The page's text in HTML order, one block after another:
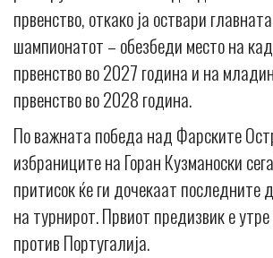
првенство, откако ја оствари
шампионатот – обезбеди место на
првенство во 2027 година и на
првенство во 2028 година.
По важната победа над Фарските
избраниците на Горан Кузманоски
притисок ќе ги дочекаат последните
на турнирот. Првиот предизвик е
против Португалија.